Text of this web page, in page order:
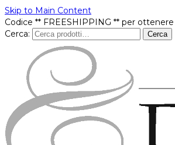
Skip to Main Content
Codice ** FREESHIPPING ** per
Cerca:
Cerca